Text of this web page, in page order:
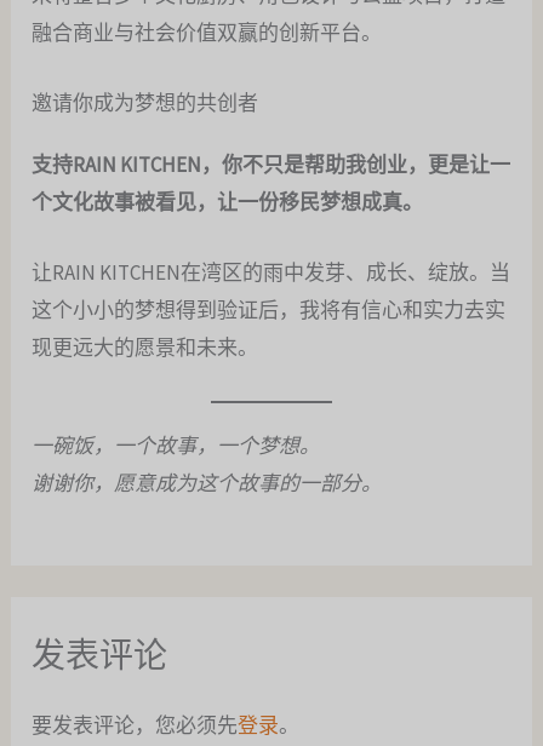
融合商业与社会价值双赢的创新平台。
邀请你成为梦想的共创者
支持RAIN KITCHEN，你不只是帮助我创业，更是让一
个文化故事被看见，让一份移民梦想成真。
让RAIN KITCHEN在湾区的雨中发芽、成长、绽放。当
这个小小的梦想得到验证后，我将有信心和实力去实
现更远大的愿景和未来。
一碗饭，一个故事，一个梦想。
谢谢你，愿意成为这个故事的一部分。
发表评论
要发表评论，您必须先登录。